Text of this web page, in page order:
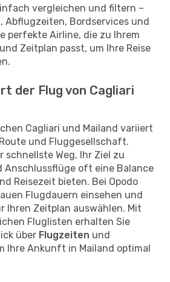
vergleichen und filtern –
Abflugzeiten, Bordservices und
perfekte Airline, die zu Ihrem
Zeitplan passt, um Ihre Reise
der Flug von Cagliari
Cagliari und Mailand variiert
und Fluggesellschaft.
schnellste Weg, Ihr Ziel zu
Anschlussflüge oft eine Balance
Reisezeit bieten. Bei Opodo
Flugdauern einsehen und
Ihren Zeitplan auswählen. Mit
Fluglisten erhalten Sie
über Flugzeiten und
Ihre Ankunft in Mailand optimal